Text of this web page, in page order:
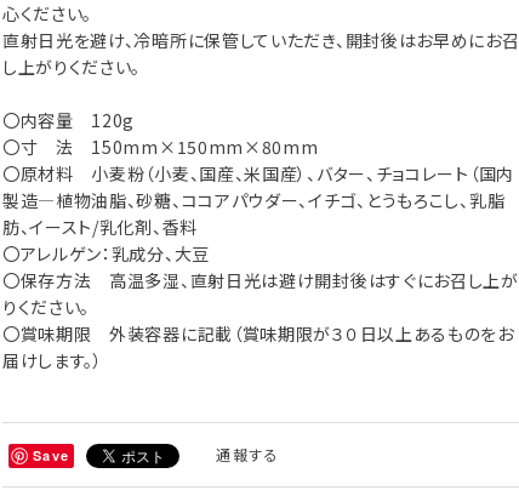
心ください。
直射日光を避け、冷暗所に保管していただき、開封後はお早めにお召
し上がりください。
〇内容量 120g
〇寸 法 150mm×150mm×80mm
〇原材料 小麦粉（小麦、国産、米国産）、バター、チョコレート（国内
製造―植物油脂、砂糖、ココアパウダー、イチゴ、とうもろこし、乳脂
肪、イースト/乳化剤、香料
〇アレルゲン：乳成分、大豆
〇保存方法 高温多湿、直射日光は避け開封後はすぐにお召し上が
りください。
〇賞味期限 外装容器に記載（賞味期限が３０日以上あるものをお
届けします。）
Save 通報する